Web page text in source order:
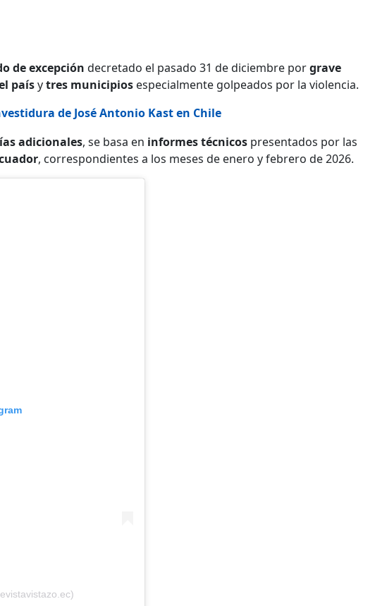
de excepción decretado el pasado 31 de diciembre porgrave
paísytres municipios especialmente golpeados por la violencia.
de José Antonio Kast en Chile
adicionales, se basa en informes técnicos presentados por las
, correspondientes a los meses de enero y febrero de 2026.